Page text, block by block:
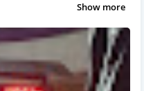
Show more